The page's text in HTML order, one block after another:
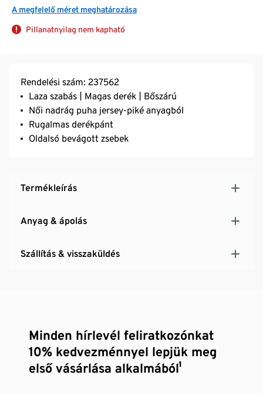
A megfelelő méret meghatározása
Pillanatnyilag nem kapható
Rendelési szám: 237562
Laza szabás | Magas derék | Bőszárú
Női nadrág puha jersey-piké anyagból
Rugalmas derékpánt
Oldalsó bevágott zsebek
Termékleírás
Anyag & ápolás
Szállítás & visszaküldés
Minden hírlevél feliratkozónkat
10% kedvezménnyel lepjük meg
első vásárlása alkalmából¹